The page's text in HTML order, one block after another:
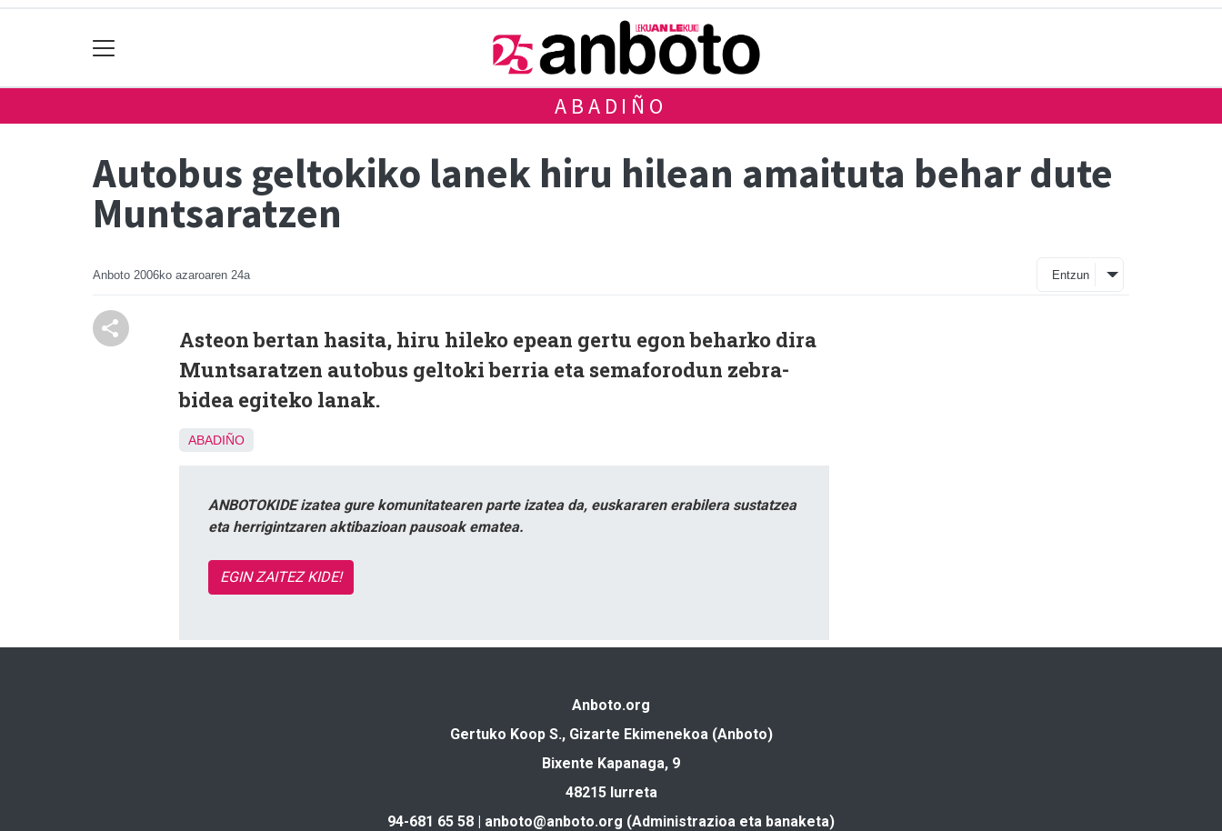
ABADIÑO
Autobus geltokiko lanek hiru hilean amaituta behar dute
Muntsaratzen
Anboto 2006ko azaroaren 24a Entzun
Asteon bertan hasita, hiru hileko epean gertu egon beharko dira
Muntsaratzen autobus geltoki berria eta semaforodun zebra-
bidea egiteko lanak.
ABADIÑO
ANBOTOKIDE izatea gure komunitatearen parte izatea da, euskararen erabilera sustatzea
eta herrigintzaren aktibazioan pausoak ematea.
EGIN ZAITEZ KIDE!
Anboto.org
Gertuko Koop S., Gizarte Ekimenekoa (Anboto)
Bixente Kapanaga, 9
48215 Iurreta
94-681 65 58 | anboto@anboto.org (Administrazioa eta banaketa)